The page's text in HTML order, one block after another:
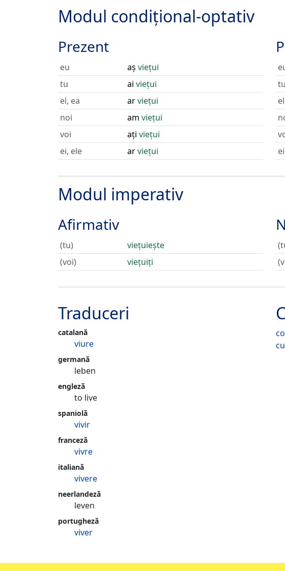
Modul condițional-optativ
Prezent
eu aș viețui
tu
ai viețui
el, ea
arviețui
noi
am viețui
voi
ați viețui
ei, ele
arviețui
tu
Modul imperativ
Afirmativ
(tu)
viețuiește
(voi)
viețuiți
Traduceri
catalană
viure
germană
leben
engleză
to live
spaniolă
vivir
franceză
vivre
italiană
vivere
neerlandeză
leven
portugheză
viver